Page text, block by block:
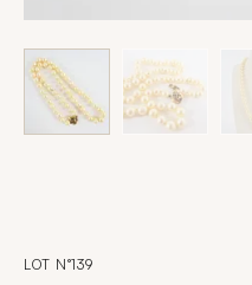
LOT N°139